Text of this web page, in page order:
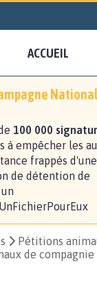
ACCUEIL
100 000
à empêcher les
frappés d'une
de détention de
Pétitions
de compagnie